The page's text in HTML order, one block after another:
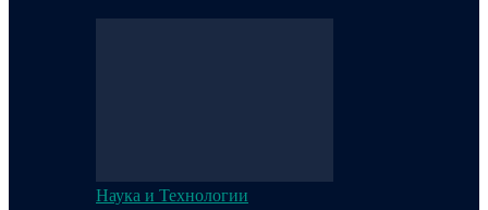
Наука и Технологии